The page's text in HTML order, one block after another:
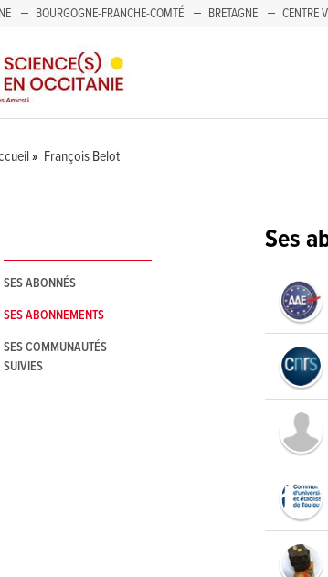
BOURGOGNE-FRANCHE-COMTÉ BRETAGNE CENTRE
François Belot
SES ABONNÉS
SES ABONNEMENTS
SES COMMUNAUTÉS
SUIVIES
Ses